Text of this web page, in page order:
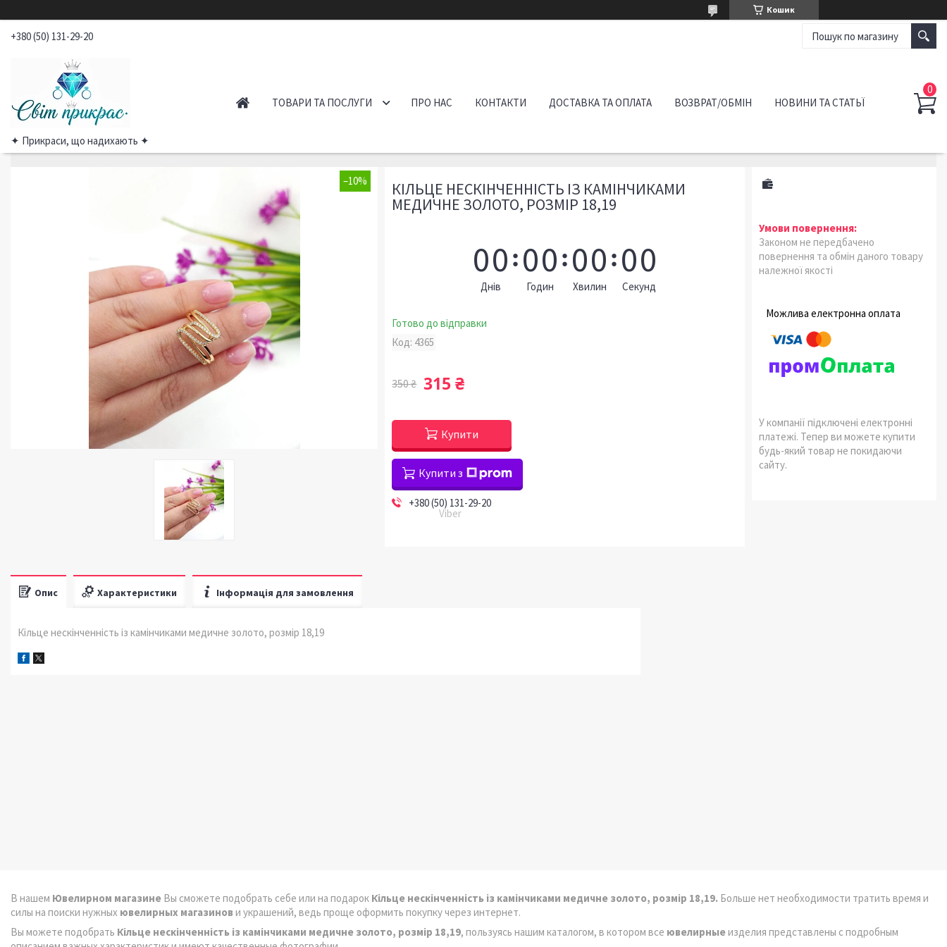
Кошик
+380 (50) 131-29-20
✦ Прикраси, що надихають ✦
ТОВАРИ ТА ПОСЛУГИ ПРО НАС КОНТАКТИ ДОСТАВКА ТА ОПЛАТА ВОЗВРАТ/ОБМІН НОВИНИ ТА СТАТЬЇ
–10% КІЛЬЦЕ НЕСКІНЧЕННІСТЬ ІЗ КАМІНЧИКАМИ
МЕДИЧНЕ ЗОЛОТО, РОЗМІР 18,19
00
Днів
00
Годин
00
Хвилин
00
Секунд
Готово до відправки
Код: 4365
350 ₴ 315 ₴
Купити
Купити з
+380 (50) 131-29-20
Viber
Законом не передбачено
повернення та обмін даного товару
належної якості
У компанії підключені електронні
платежі. Тепер ви можете купити
будь-який товар не покидаючи
сайту.
Опис Характеристики Інформація для замовлення
Кільце нескінченність із камінчиками медичне золото, розмір 18,19
В нашем Ювелирном магазине Вы сможете подобрать себе или на подарок Кільце нескінченність із камінчиками медичне золото, розмір 18,19. Больше нет необходимости тратить время и
силы на поиски нужных ювелирных магазинов и украшений, ведь проще оформить покупку через интернет.
Вы можете подобрать Кільце нескінченність із камінчиками медичне золото, розмір 18,19, пользуясь нашим каталогом, в котором все ювелирные изделия представлены с подробным